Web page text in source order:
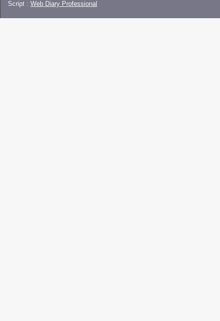
Script : Web Diary Professional